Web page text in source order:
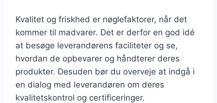
Kvalitet og friskhed er nøglefaktorer, når det
kommer til madvarer. Det er derfor en god idé
at besøge leverandørens faciliteter og se,
hvordan de opbevarer og håndterer deres
produkter. Desuden bør du overveje at indgå i
en dialog med leverandøren om deres
kvalitetskontrol og certificeringer.